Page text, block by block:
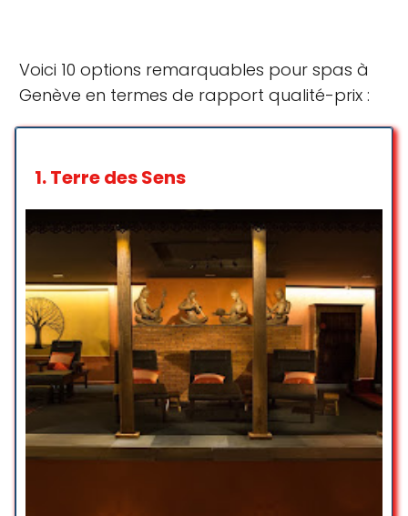
Voici 10 options remarquables pour spas à
Genève en termes de rapport qualité-prix :
1.Terre des Sens